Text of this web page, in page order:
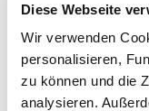
Diese Webseite
Wir verwenden
personalisieren,
zu können und die
analysieren.